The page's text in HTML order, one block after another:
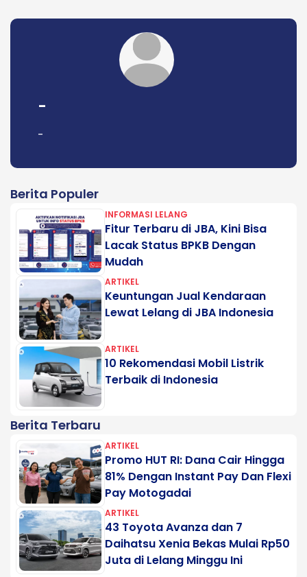
-
-
Berita Populer
INFORMASI LELANG
Fitur Terbaru di JBA, Kini Bisa
Lacak Status BPKB Dengan
Mudah
ARTIKEL
Keuntungan Jual Kendaraan
Lewat Lelang di JBA Indonesia
ARTIKEL
10 Rekomendasi Mobil Listrik
Terbaik di Indonesia
Berita Terbaru
ARTIKEL
Promo HUT RI: Dana Cair Hingga
81% Dengan Instant Pay Dan Flexi
Pay Motogadai
ARTIKEL
43 Toyota Avanza dan 7
Daihatsu Xenia Bekas Mulai Rp50
Juta di Lelang Minggu Ini